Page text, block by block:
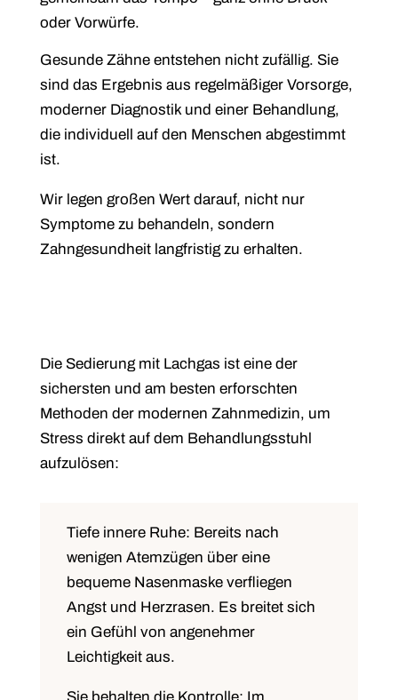
oder Vorwürfe.
Gesunde Zähne entstehen nicht zufällig. Sie
sind das Ergebnis aus regelmäßiger Vorsorge,
moderner Diagnostik und einer Behandlung,
die individuell auf den Menschen abgestimmt
ist.
Wir legen großen Wert darauf, nicht nur
Symptome zu behandeln, sondern
Zahngesundheit langfristig zu erhalten.
Die Sedierung mit Lachgas ist eine der
sichersten und am besten erforschten
Methoden der modernen Zahnmedizin, um
Stress direkt auf dem Behandlungsstuhl
aufzulösen:
Tiefe innere Ruhe: Bereits nach
wenigen Atemzügen über eine
bequeme Nasenmaske verfliegen
Angst und Herzrasen. Es breitet sich
ein Gefühl von angenehmer
Leichtigkeit aus.